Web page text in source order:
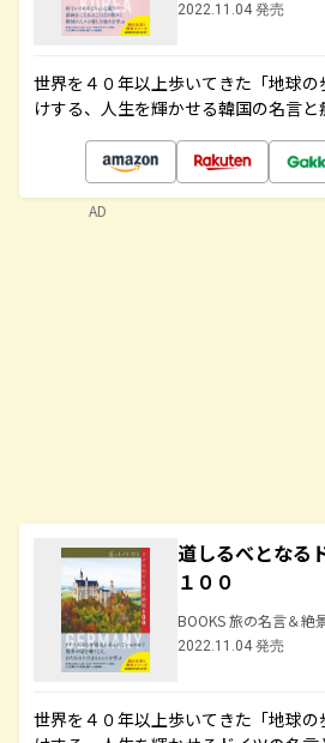
2022.11.04 発売
世界を４０年以上歩いてきた「地球
けする、人生を輝かせる韓国の名言
道しるべとなる
１００
BOOKS 旅の名言＆絶
2022.11.04 発売
世界を４０年以上歩いてきた「地球
AD